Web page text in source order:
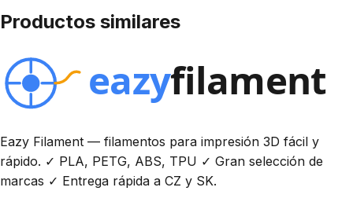
Productos similares
Eazy Filament — filamentos para impresión 3D fácil y
rápido. ✓ PLA, PETG, ABS, TPU ✓ Gran selección de
marcas ✓ Entrega rápida a CZ y SK.